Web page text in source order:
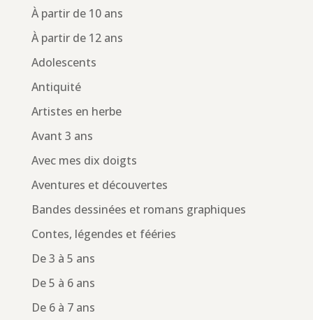
À partir de 10 ans
À partir de 12 ans
Adolescents
Antiquité
Artistes en herbe
Avant 3 ans
Avec mes dix doigts
Aventures et découvertes
Bandes dessinées et romans graphiques
Contes, légendes et fééries
De 3 à 5 ans
De 5 à 6 ans
De 6 à 7 ans